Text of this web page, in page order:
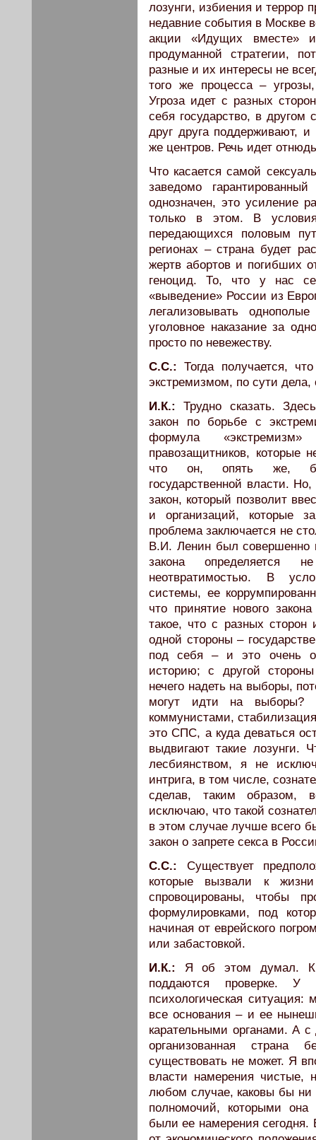
лозунги, избиения и террор
недавние события в Москве
акции «Идущих
продуманной стратегии,
разные и их интересы не
того же процесса –
Угроза идет с разных
себя государство, в
друг друга поддерживают, и
же центров. Речь идет
Что касается самой
заведомо
однозначен, это усиление
только в этом. В
передающихся половым
регионах – страна будет
жертв абортов и погибших
геноцид. То, что у нас
«выведение» России из
легализовывать
уголовное наказание за
просто по невежеству.
С.С.:Тогда получается,
экстремизмом, по сути дела,
И.К.:Трудно сказать.
закон по борьбе с
формула
правозащитников, которые
что он, опять же,
государственной власти.
закон, который позволит
и организаций, которые
проблема заключается не
В.И. Ленин был совершенно
закона определяется
неотвратимостью. В
системы, ее
что принятие нового
такое, что с разных
одной стороны –
под себя – и это очень
историю; с другой
нечего надеть на выборы,
могут идти на выборы?
коммунистами,
это СПС, а куда деваться
выдвигают такие лозунги.
лесбиянством, я не
интрига, в том числе,
сделав, таким образом,
исключаю, что такой
в этом случае лучше всего
закон о запрете секса в
С.С.: Существует
которые вызвали к
спровоцированы, чтобы
формулировками, под
начиная от еврейского
или забастовкой.
И.К.: Я об этом думал. К
поддаются проверке. У
психологическая
все основания – и ее
карательными органами. А
организованная страна
существовать не может. Я
власти намерения
любом случае, каковы бы
полномочий, которыми она
были ее намерения сегодня.